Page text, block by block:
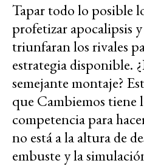
Tapar todo lo posible
profetizar apocalipsis
triunfaran los rivales
estrategia disponible.
semejante montaje?
que Cambiemos tiene
competencia para
no está a la altura de
embuste y la